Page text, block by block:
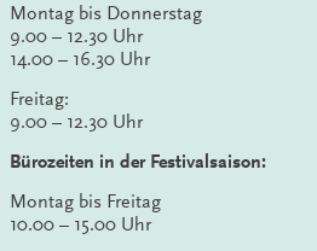
Montag bis Donnerstag
9.00 – 12.30 Uhr
14.00 – 16.30 Uhr
Freitag:
9.00 – 12.30 Uhr
Bürozeiten in der Festivalsaison:
Montag bis Freitag
10.00 – 15.00 Uhr